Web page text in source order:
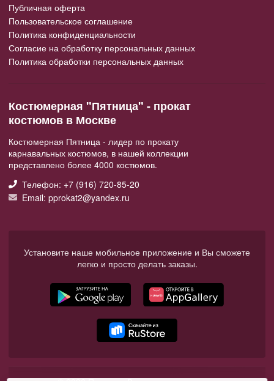
Публичная оферта
Пользовательское соглашение
Политика конфиденциальности
Согласие на обработку персональных данных
Политика обработки персональных данных
Костюмерная "Пятница" - прокат
костюмов в Москве
Костюмерная Пятница - лидер по прокату
карнавальных костюмов, в нашей коллекции
представлено более 4000 костюмов.
Телефон: +7 (916) 720-85-20
Email: pprokat2@yandex.ru
Установите наше мобильное приложение и Вы сможете
легко и просто делать заказы.